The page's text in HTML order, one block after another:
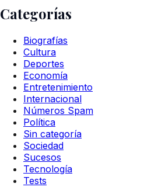
Categorías
Biografías
Cultura
Deportes
Economía
Entretenimiento
Internacional
Números Spam
Política
Sin categoría
Sociedad
Sucesos
Tecnología
Tests